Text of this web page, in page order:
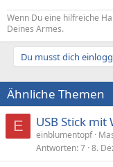
Wenn Du eine hilfreiche
Deines Armes.
Du musst dich
Ähnliche Themen
E USB Stick
einblumentopf
Antworten 7 8.